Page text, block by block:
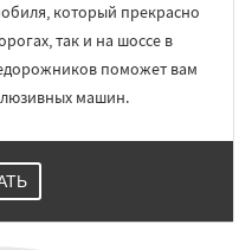
который прекрасно
так и на шоссе в
поможет вам
машин.